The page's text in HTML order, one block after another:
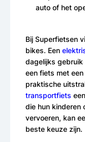
auto of het
Bij Superfietsen
bikes. Een
dagelijks gebruik
een fiets met
praktische
transportfiets
die hun kinderen
vervoeren, kan
beste keuze zijn.